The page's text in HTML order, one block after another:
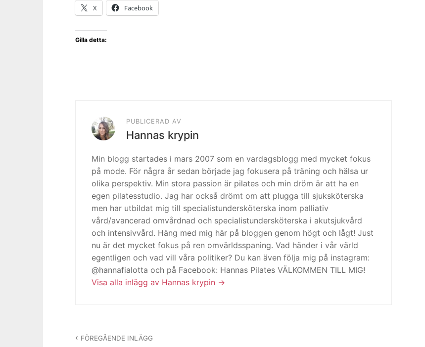
X Facebook
Gilla detta:
PUBLICERAD AV
Hannas krypin
Min blogg startades i mars 2007 som en vardagsblogg med mycket fokus
på mode. För några år sedan började jag fokusera på träning och hälsa ur
olika perspektiv. Min stora passion är pilates och min dröm är att ha en
egen pilatesstudio. Jag har också drömt om att plugga till sjuksköterska
men har utbildat mig till specialistundersköterska inom palliativ
vård/avancerad omvårdnad och specialistundersköterska i akutsjukvård
och intensivvård. Häng med mig här på bloggen genom högt och lågt! Just
nu är det mycket fokus på ren omvärldsspaning. Vad händer i vår värld
egentligen och vad vill våra politiker? Du kan även följa mig på instagram:
@hannafialotta och på Facebook: Hannas Pilates VÄLKOMMEN TILL MIG!
Visa alla inlägg av Hannas krypin
FÖREGÅENDE INLÄGG